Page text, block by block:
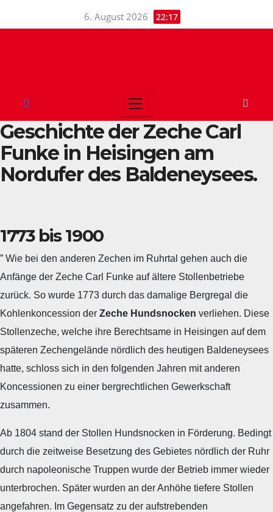
to
6. August 2026 22:17
Geschichte der Zeche Carl
Funke in Heisingen am
Nordufer des Baldeneysees.
1773 bis 1900
” Wie bei den anderen Zechen im Ruhrtal gehen auch die
Anfänge der Zeche Carl Funke auf ältere Stollenbetriebe
zurück. So wurde 1773 durch das damalige Bergregal die
Kohlenkoncession der Zeche Hundsnocken verliehen. Diese
Stollenzeche, welche ihre Berechtsame in Heisingen auf dem
späteren Zechengelände nördlich des heutigen Baldeneysees
hatte, schloss sich in den folgenden Jahren mit anderen
Koncessionen zu einer bergrechtlichen Gewerkschaft
zusammen.
Ab 1804 stand der Stollen Hundsnocken in Förderung. Bedingt
durch die zeitweise Besetzung des Gebietes nördlich der Ruhr
durch napoleonische Truppen wurde der Betrieb immer wieder
unterbrochen. Später wurden an der Anhöhe tiefere Stollen
angefahren. Im Gegensatz zu der aufstrebenden